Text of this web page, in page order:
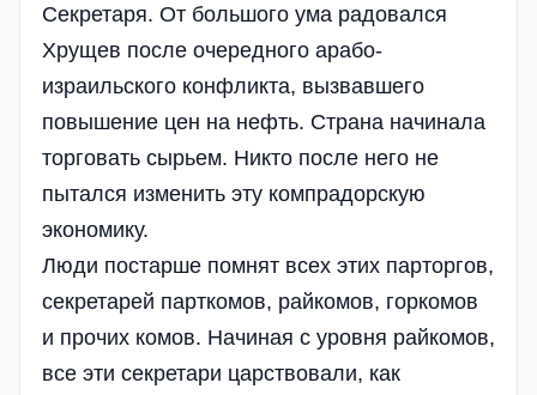
Секретаря. От большого ума радовался
Хрущев после очередного арабо-
израильского конфликта, вызвавшего
повышение цен на нефть. Страна начинала
торговать сырьем. Никто после него не
пытался изменить эту компрадорскую
экономику.
Люди постарше помнят всех этих парторгов,
секретарей парткомов, райкомов, горкомов
и прочих комов. Начиная с уровня райкомов,
все эти секретари царствовали, как